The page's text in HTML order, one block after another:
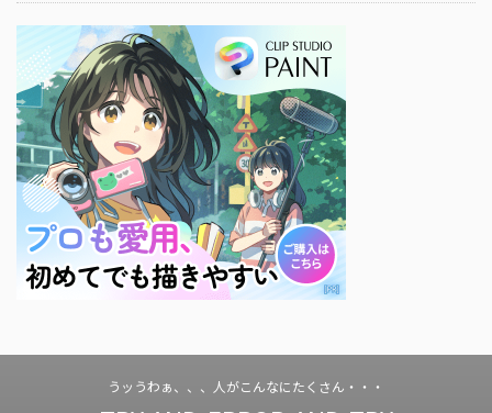
うッうわぁ、、、人がこんなにたくさん・・・